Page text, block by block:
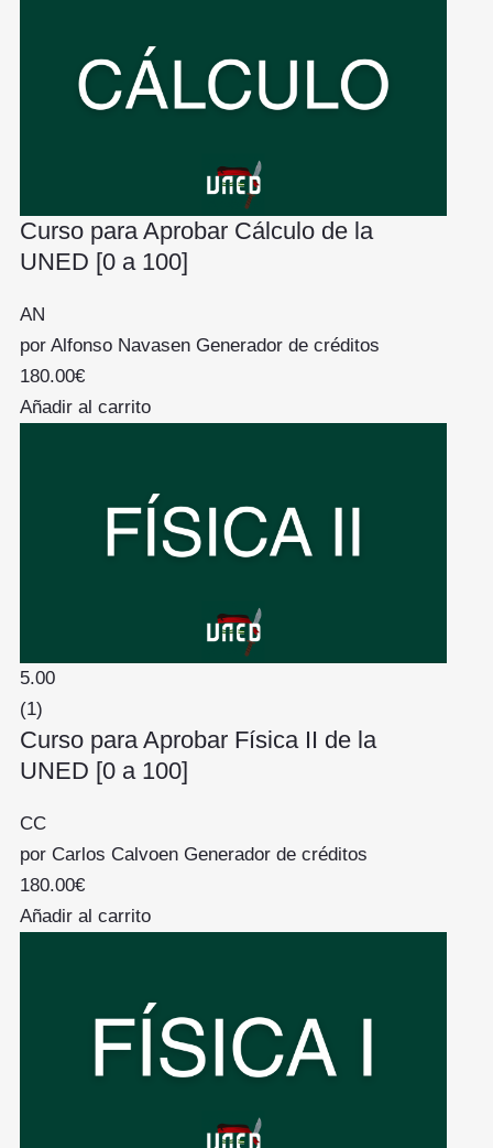
Curso para Aprobar Cálculo de la
UNED [0 a 100]
AN
por Alfonso Navasen Generador de créditos
180.00€
Añadir al carrito
5.00
(1)
Curso para Aprobar Física II de la
UNED [0 a 100]
CC
por Carlos Calvoen Generador de créditos
180.00€
Añadir al carrito